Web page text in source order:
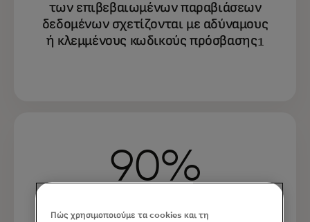
των επιβεβαιωμένων παραβιάσεων
δεδομένων σχετίζονται με αδύναμους
ή κλεμμένους κωδικούς πρόσβασης1
90%
βιομετρικά στοιχεία είναι πιο ασφαλή
Πώς χρησιμοποιούμε τα cookies και τη